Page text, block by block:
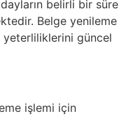
belirli bir süre
Belge yenileme
yeterliliklerini güncel
işlemi için